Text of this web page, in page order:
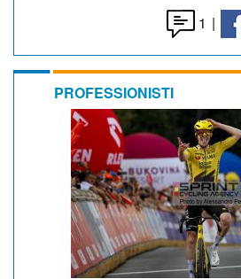
1 |
PROFESSIONISTI